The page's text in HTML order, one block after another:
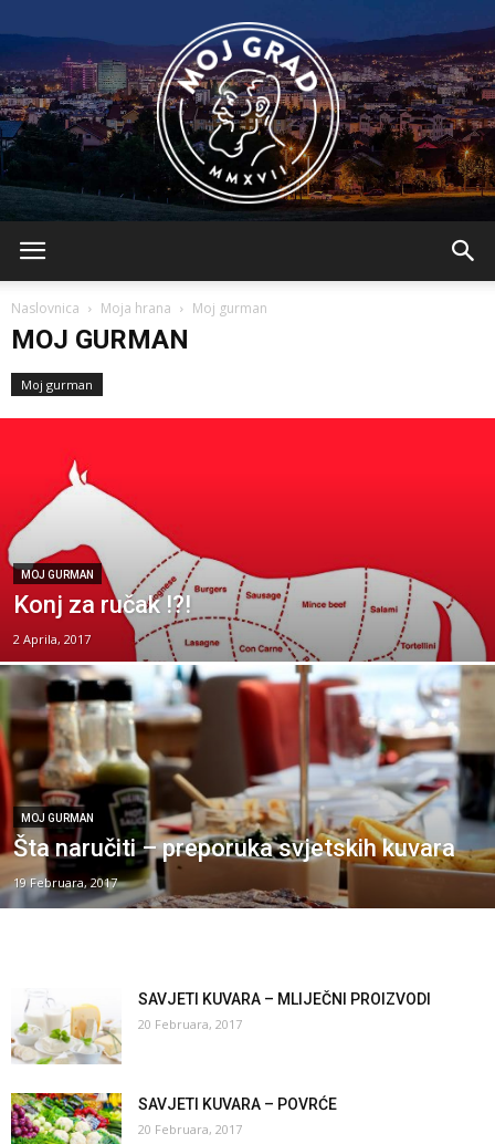
Naslovnica Moja hrana Moj gurman
MOJ GURMAN
Moj gurman
MOJ GURMAN
Konj za ručak !?!
2 Aprila, 2017
MOJ GURMAN
Šta naručiti – preporuka svjetskih kuvara
19 Februara, 2017
SAVJETI KUVARA – MLIJEČNI PROIZVODI
20 Februara, 2017
SAVJETI KUVARA – POVRĆE
20 Februara, 2017